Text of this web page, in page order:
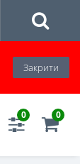
Закрити
0 0